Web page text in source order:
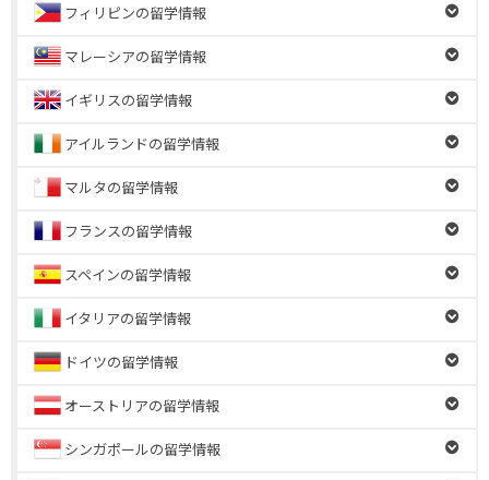
フィリピンの留学情報
マレーシアの留学情報
イギリスの留学情報
アイルランドの留学情報
マルタの留学情報
フランスの留学情報
スペインの留学情報
イタリアの留学情報
ドイツの留学情報
オーストリアの留学情報
シンガポールの留学情報